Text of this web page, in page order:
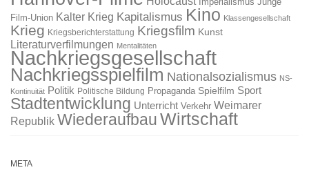
Film-Union Kalter Krieg Kapitalismus Kino Klassengesellschaft
Krieg Kriegsberichterstattung Kriegsfilm Kunst
Literaturverfilmungen Mentalitäten
Nachkriegsgesellschaft
Nachkriegsspielfilm Nationalsozialismus NS-
Kontinuität Politik Politische Bildung Propaganda Spielfilm Sport
Stadtentwicklung Unterricht Verkehr Weimarer
Republik WiederaufbauWirtschaft
META